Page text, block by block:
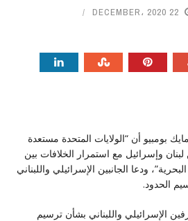
22 DECEMBER، 2020
بومبيو أن “الولايات المتحدة مستعدة
وإسرائيل مع استمرار الخلافات بين
ودعا الجانبين الإسرائيلي واللبناني
الحدود.
الإسرائيلي واللبناني بشأن ترسيم